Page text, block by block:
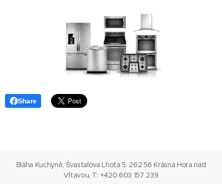
Share
Bláha Kuchyně, Švastalova Lhota 5, 262 56 Krásná Hora nad
Vltavou, T: +420 603 157 239